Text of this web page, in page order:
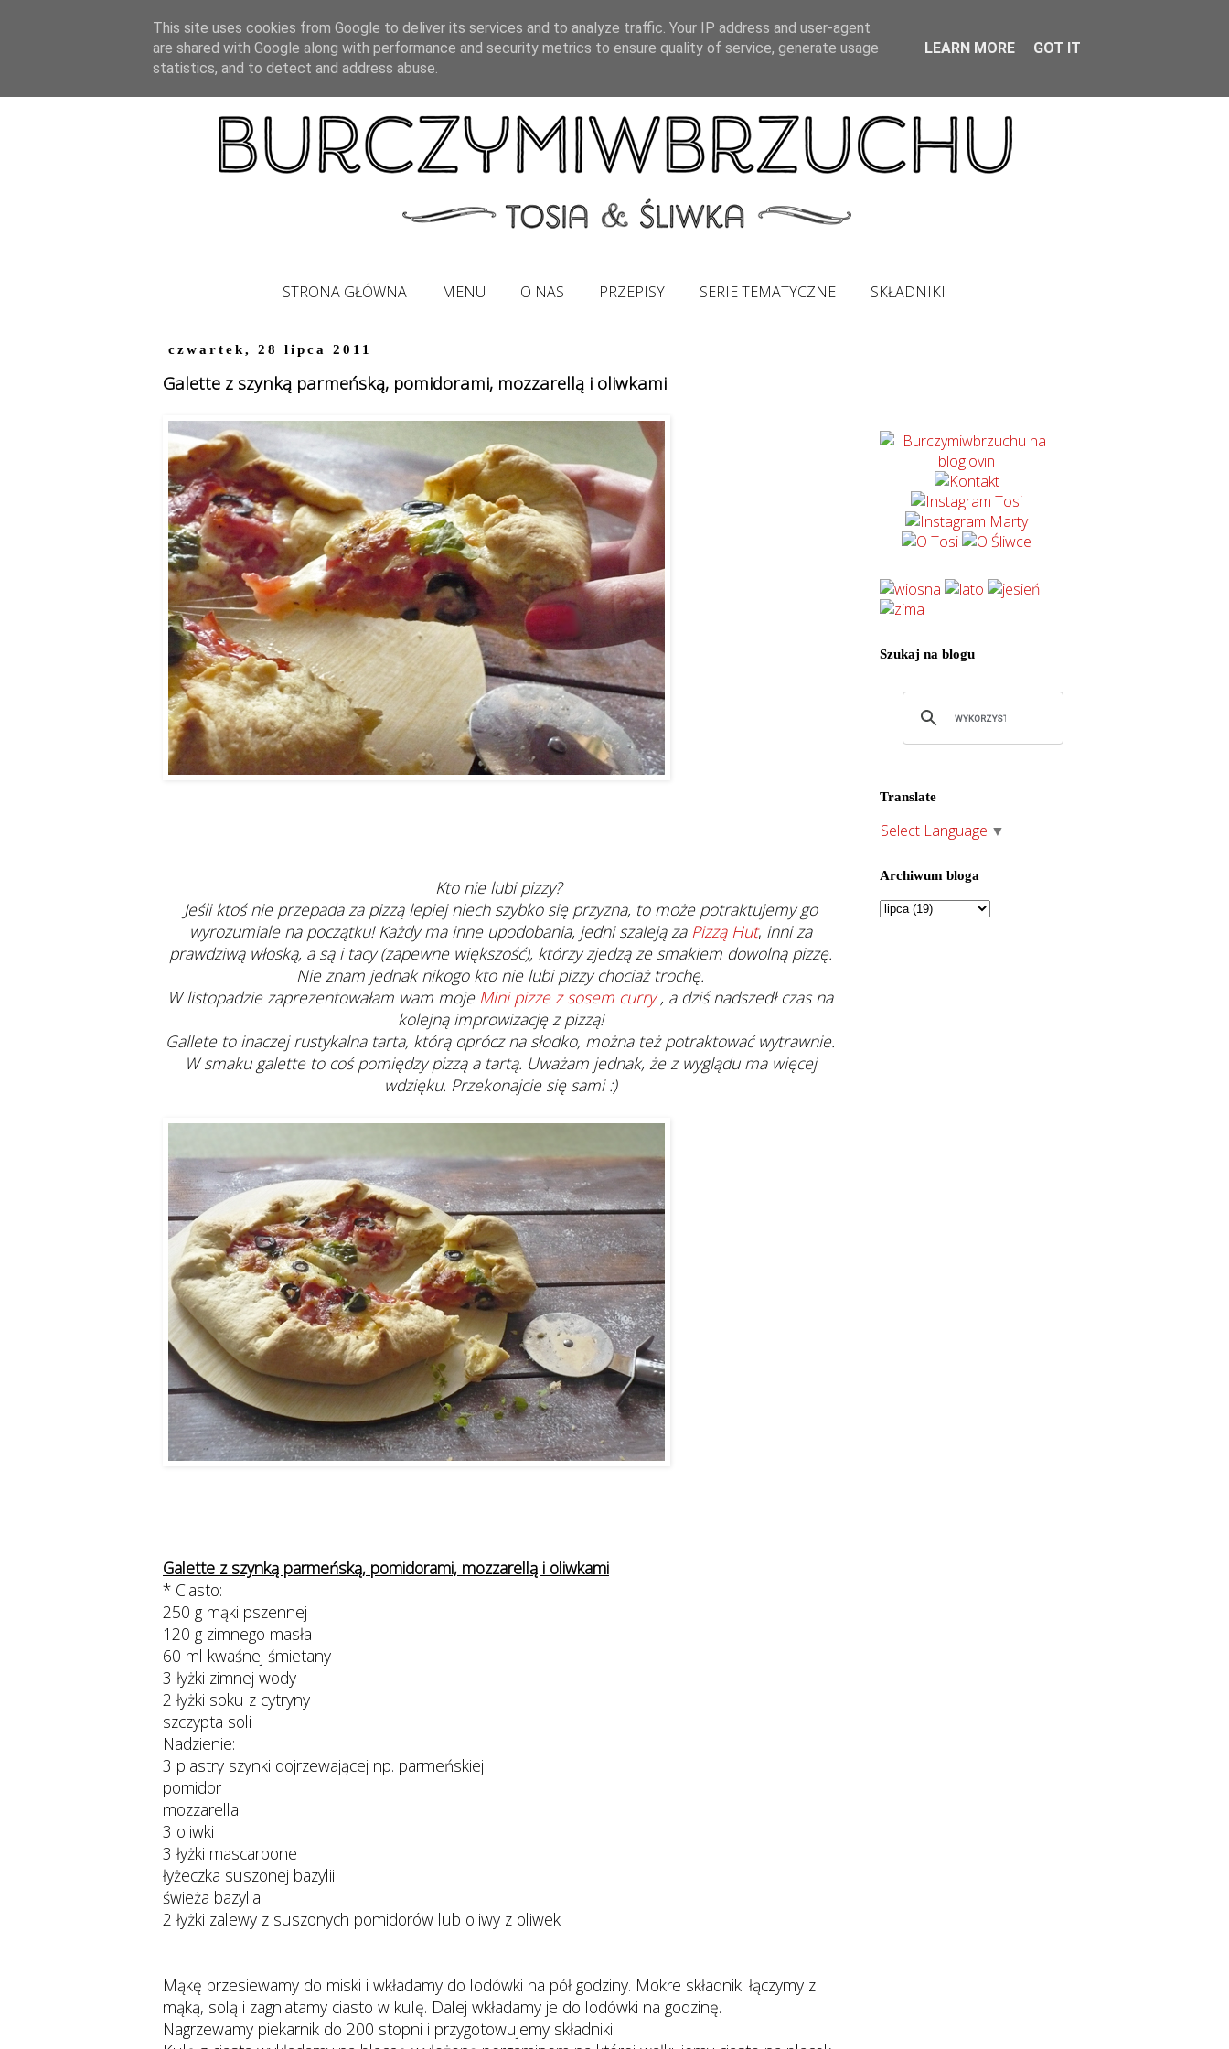
STRONA GŁÓWNA MENU O NAS PRZEPISY SERIE TEMATYCZNE SKŁADNIKI
czwartek, 28 lipca 2011
Galette z szynką parmeńską, pomidorami, mozzarellą i oliwkami
Kto nie lubi pizzy?
Jeśli ktoś nie przepada za pizzą lepiej niech szybko się przyzna, to może potraktujemy go
wyrozumiale na początku! Każdy ma inne upodobania, jedni szaleją za Pizzą Hut, inni za
prawdziwą włoską, a są i tacy (zapewne większość), którzy zjedzą ze smakiem dowolną pizzę.
Nie znam jednak nikogo kto nie lubi pizzy chociaż trochę.
W listopadzie zaprezentowałam wam moje Mini pizze z sosem curry, a dziś nadszedł czas na
kolejną improwizację z pizzą!
Gallete to inaczej rustykalna tarta, którą oprócz na słodko, można też potraktować wytrawnie.
W smaku galette to coś pomiędzy pizzą a tartą. Uważam jednak, że z wyglądu ma więcej
wdzięku. Przekonajcie się sami :)
Galette z szynką parmeńską, pomidorami, mozzarellą i oliwkami
* Ciasto:
250 g mąki pszennej
120 g zimnego masła
60 ml kwaśnej śmietany
3 łyżki zimnej wody
2 łyżki soku z cytryny
szczypta soli
Nadzienie:
3 plastry szynki dojrzewającej np. parmeńskiej
pomidor
mozzarella
3 oliwki
3 łyżki mascarpone
łyżeczka suszonej bazylii
świeża bazylia
2 łyżki zalewy z suszonych pomidorów lub oliwy z oliwek
Mąkę przesiewamy do miski i wkładamy do lodówki na pół godziny. Mokre składniki łączymy z
mąką, solą i zagniatamy ciasto w kulę. Dalej wkładamy je do lodówki na godzinę.
Nagrzewamy piekarnik do 200 stopni i przygotowujemy składniki.
Szukaj na blogu
Translate
Select Language ▼
Archiwum bloga
This site uses cookies from Google to deliver its services and to analyze traffic. Your IP address and user-agent
are shared with Google along with performance and security metrics to ensure quality of service, generate usage
statistics, and to detect and address abuse.
LEARN MORE GOT IT